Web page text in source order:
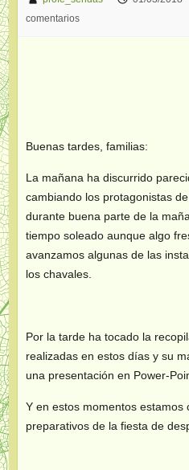
comentarios
Buenas tardes, familias:
La mañana ha discurrido
cambiando los protagonistas
durante buena parte de la
tiempo soleado aunque algo
avanzamos algunas de las
los chavales.
Por la tarde ha tocado la
realizadas en estos días y su
una presentación en Power-
Y en estos momentos estamos
preparativos de la fiesta de